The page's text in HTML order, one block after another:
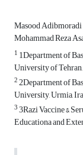
Masood Adibmoradi
Mohammad Reza
1 1Department of
University of
22Department of
University, Urmia,
33Razi Vaccine &
Educationa and